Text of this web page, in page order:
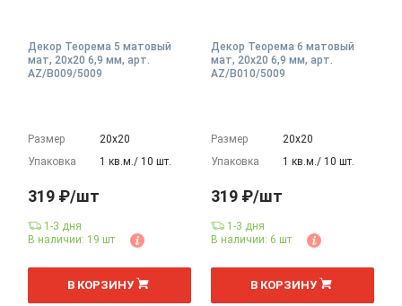
Декор Теорема 5 матовый
мат, 20x20 6,9 мм, арт.
AZ/B009/5009
Размер
20х20
Упаковка
1 кв.м./ 10 шт.
319 ₽/шт
1-3 дня
В наличии: 19 шт
шт
В КОРЗИНУ
Декор Теорема 6 матовый
мат, 20x20 6,9 мм, арт.
AZ/B010/5009
Размер
20х20
Упаковка
1 кв.м./ 10 шт.
319 ₽/шт
1-3 дня
В наличии: 6 шт
шт
В КОРЗИНУ